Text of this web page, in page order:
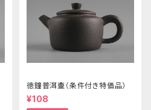
徳鐘普洱壷（条件付き特価品）
¥108